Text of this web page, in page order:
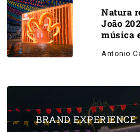
Natura
João
música
Antonio
BRAND EXPERIENCE